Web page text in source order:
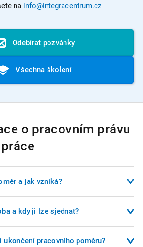
na info@integracentrum.cz
Odebírat pozvánky
Všechna školení
o pracovním právu
a jak vzniká?
formou závislé práce mezi
Vzniká uzavřením
poměr může být sjednán na dobu
a kdy ji lze sjednat?
k ověření, zda zaměstnanec i
vzájemným očekáváním. Musí být
pracovního poměru?